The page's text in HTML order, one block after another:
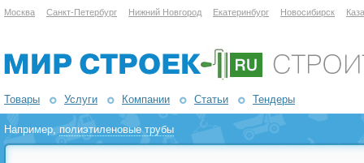
Москва Санкт-Петербург Нижний Новгород Екатеринбург Новосибирск
Товары Услуги Компании Статьи Тендеры
Например,полиэтиленовые трубы